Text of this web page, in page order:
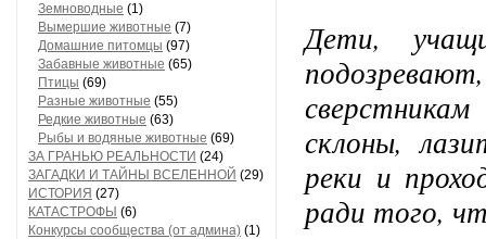
Земноводные (1)
Вымершие животные (7)
Домашние питомцы (97)
Забавные животные (65)
Птицы (69)
Разные животные (55)
Редкие животные (63)
Рыбы и водяные животные (69)
ЗА ГРАНЬЮ РЕАЛЬНОСТИ (24)
ЗАГАДКИ И ТАЙНЫ ВСЕЛЕННОЙ (29)
ИСТОРИЯ (27)
КАТАСТРОФЫ (6)
Конкурсы сообщества (от админа) (1)
Дети,
склоны,
реки и
ради того,